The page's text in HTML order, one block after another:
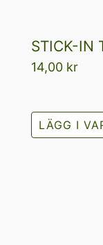
STICK-IN
14,00 kr
LÄGG I